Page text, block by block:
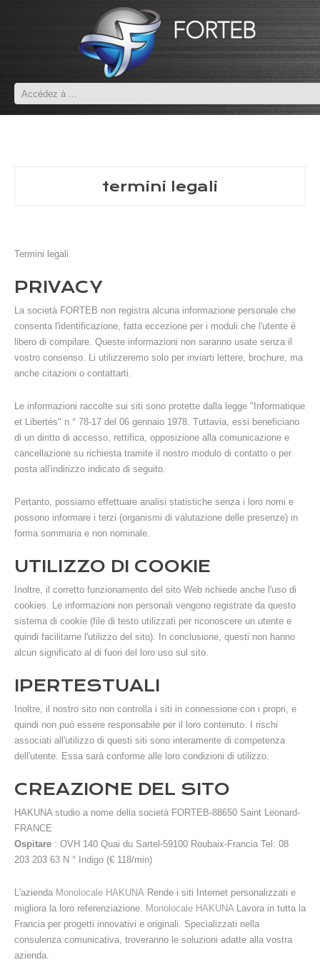
termini legali
Termini legali
PRIVACY
La società FORTEB non registra alcuna informazione personale che
consenta l'identificazione, fatta eccezione per i moduli che l'utente è
libero di compilare. Queste informazioni non saranno usate senza il
vostro consenso. Li utilizzeremo solo per inviarti lettere, brochure, ma
anche citazioni o contattarti.
Le informazioni raccolte sui siti sono protette dalla legge "Informatique
et Libertés" n ° 78-17 del 06 gennaio 1978. Tuttavia, essi beneficiano
di un diritto di accesso, rettifica, opposizione alla comunicazione e
cancellazione su richiesta tramite il nostro modulo di contatto o per
posta all'indirizzo indicato di seguito.
Pertanto, possiamo effettuare analisi statistiche senza i loro nomi e
possono informare i terzi (organismi di valutazione delle presenze) in
forma sommaria e non nominale.
UTILIZZO DI COOKIE
Inoltre, il corretto funzionamento del sito Web richiede anche l'uso di
cookies. Le informazioni non personali vengono registrate da questo
sistema di cookie (file di testo utilizzati per riconoscere un utente e
quindi facilitarne l'utilizzo del sito). In conclusione, questi non hanno
alcun significato al di fuori del loro uso sul sito.
IPERTESTUALI
Inoltre, il nostro sito non controlla i siti in connessione con i propri, e
quindi non può essere responsabile per il loro contenuto. I rischi
associati all'utilizzo di questi siti sono interamente di competenza
dell'utente. Essa sarà conforme alle loro condizioni di utilizzo.
CREAZIONE DEL SITO
HAKUNA studio a nome della società FORTEB-88650 Saint Leonard-
FRANCE
Ospitare : OVH 140 Quai du Sartel-59100 Roubaix-Francia Tel: 08
203 203 63 N ° Indigo (€ 118/min)
L'azienda Monolocale HAKUNA Rende i siti Internet personalizzati e
migliora la loro referenziazione. Monolocale HAKUNALavora in tutta la
Francia per progetti innovativi e originali. Specializzati nella
consulenza comunicativa, troveranno le soluzioni adatte alla vostra
azienda.